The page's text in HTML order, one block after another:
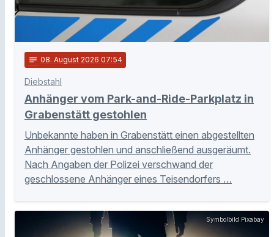
notes 08. August 2026 07:54
Diebstahl
Anhänger vom Park-and-Ride-Parkplatz in
Grabenstätt gestohlen
Unbekannte haben in Grabenstätt einen abgestellten
Anhänger gestohlen und anschließend ausgeräumt.
Nach Angaben der Polizei verschwand der
geschlossene Anhänger eines Teisendorfers …
Symbolbild Pixabay